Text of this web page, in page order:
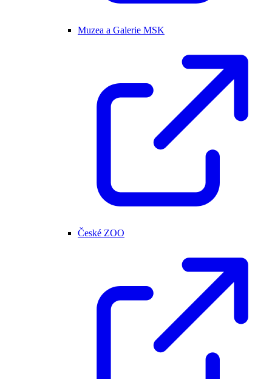
Muzea a Galerie MSK
České ZOO